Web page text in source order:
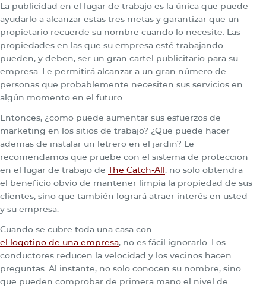
La publicidad en el lugar de trabajo es la única que puede
ayudarlo a alcanzar estas tres metas y garantizar que un
propietario recuerde su nombre cuando lo necesite. Las
propiedades en las que su empresa esté trabajando
pueden, y deben, ser un gran cartel publicitario para su
empresa. Le permitirá alcanzar a un gran número de
personas que probablemente necesiten sus servicios en
algún momento en el futuro.
Entonces, ¿cómo puede aumentar sus esfuerzos de
marketing en los sitios de trabajo? ¿Qué puede hacer
además de instalar un letrero en el jardín? Le
recomendamos que pruebe con el sistema de protección
en el lugar de trabajo de The Catch-All: no solo obtendrá
el beneficio obvio de mantener limpia la propiedad de sus
clientes, sino que también logrará atraer interés en usted
y su empresa.
Cuando se cubre toda una casa con
el logotipo de una empresa, no es fácil ignorarlo. Los
conductores reducen la velocidad y los vecinos hacen
preguntas. Al instante, no solo conocen su nombre, sino
que pueden comprobar de primera mano el nivel de